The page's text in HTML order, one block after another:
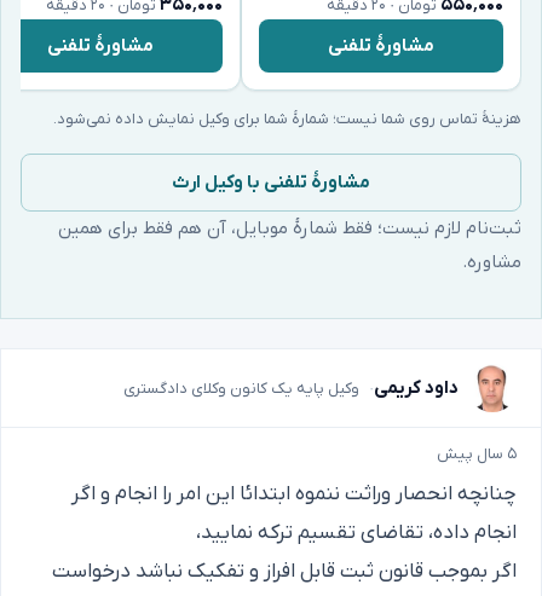
۵۵۰٬۰۰۰ تومان · ۲۰ دقیقه
مشاورهٔ تلفنی
۳۵۰٬۰۰۰ تومان · ۲۰ دقیقه
مشاورهٔ تلفنی
هزینهٔ تماس روی شما نیست؛ شمارهٔ شما برای وکیل نمایش داده نمی‌شود.
مشاورهٔ تلفنی با وکیل ارث
ثبت‌نام لازم نیست؛ فقط شمارهٔ موبایل، آن هم فقط برای همین
مشاوره.
داود کریمی وکیل پایه یک کانون وکلای دادگستری
۵ سال پیش
چنانچه انحصار وراثت ننموه ابتدائا این امر را انجام و اگر
انجام داده، تقاضای تقسیم ترکه نمایید،
اگر بموجب قانون ثبت قابل افراز و تفکیک نباشد درخواست